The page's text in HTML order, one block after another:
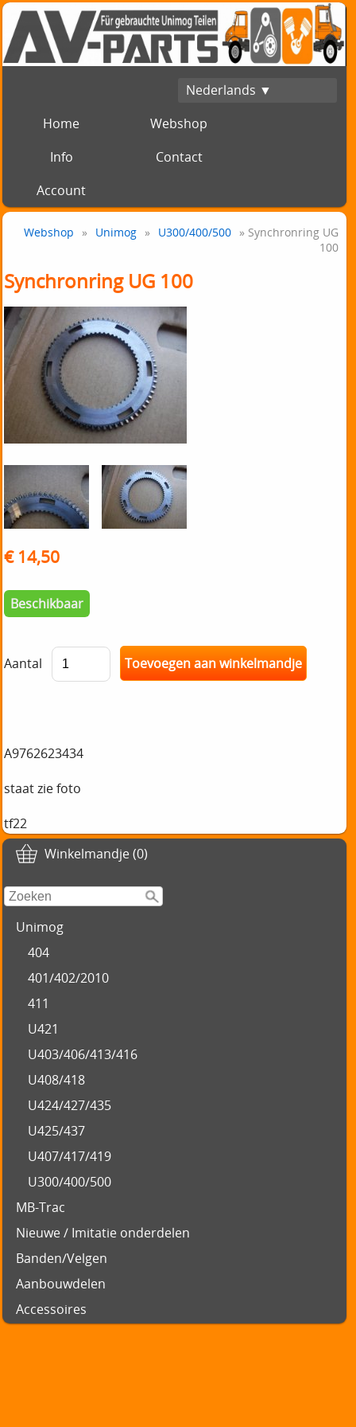
Nederlands ▼
Home
Webshop
Info
Contact
Account
Winkelmandje (0)
Unimog
404
401/402/2010
411
U421
U403/406/413/416
U408/418
U424/427/435
U425/437
U407/417/419
U300/400/500
MB-Trac
Nieuwe / Imitatie onderdelen
Banden/Velgen
Aanbouwdelen
Accessoires
Webshop » Unimog » U300/400/500 » Synchronring UG
100
Synchronring UG 100
€ 14,50
Beschikbaar
Aantal
A9762623434
staat zie foto
tf22